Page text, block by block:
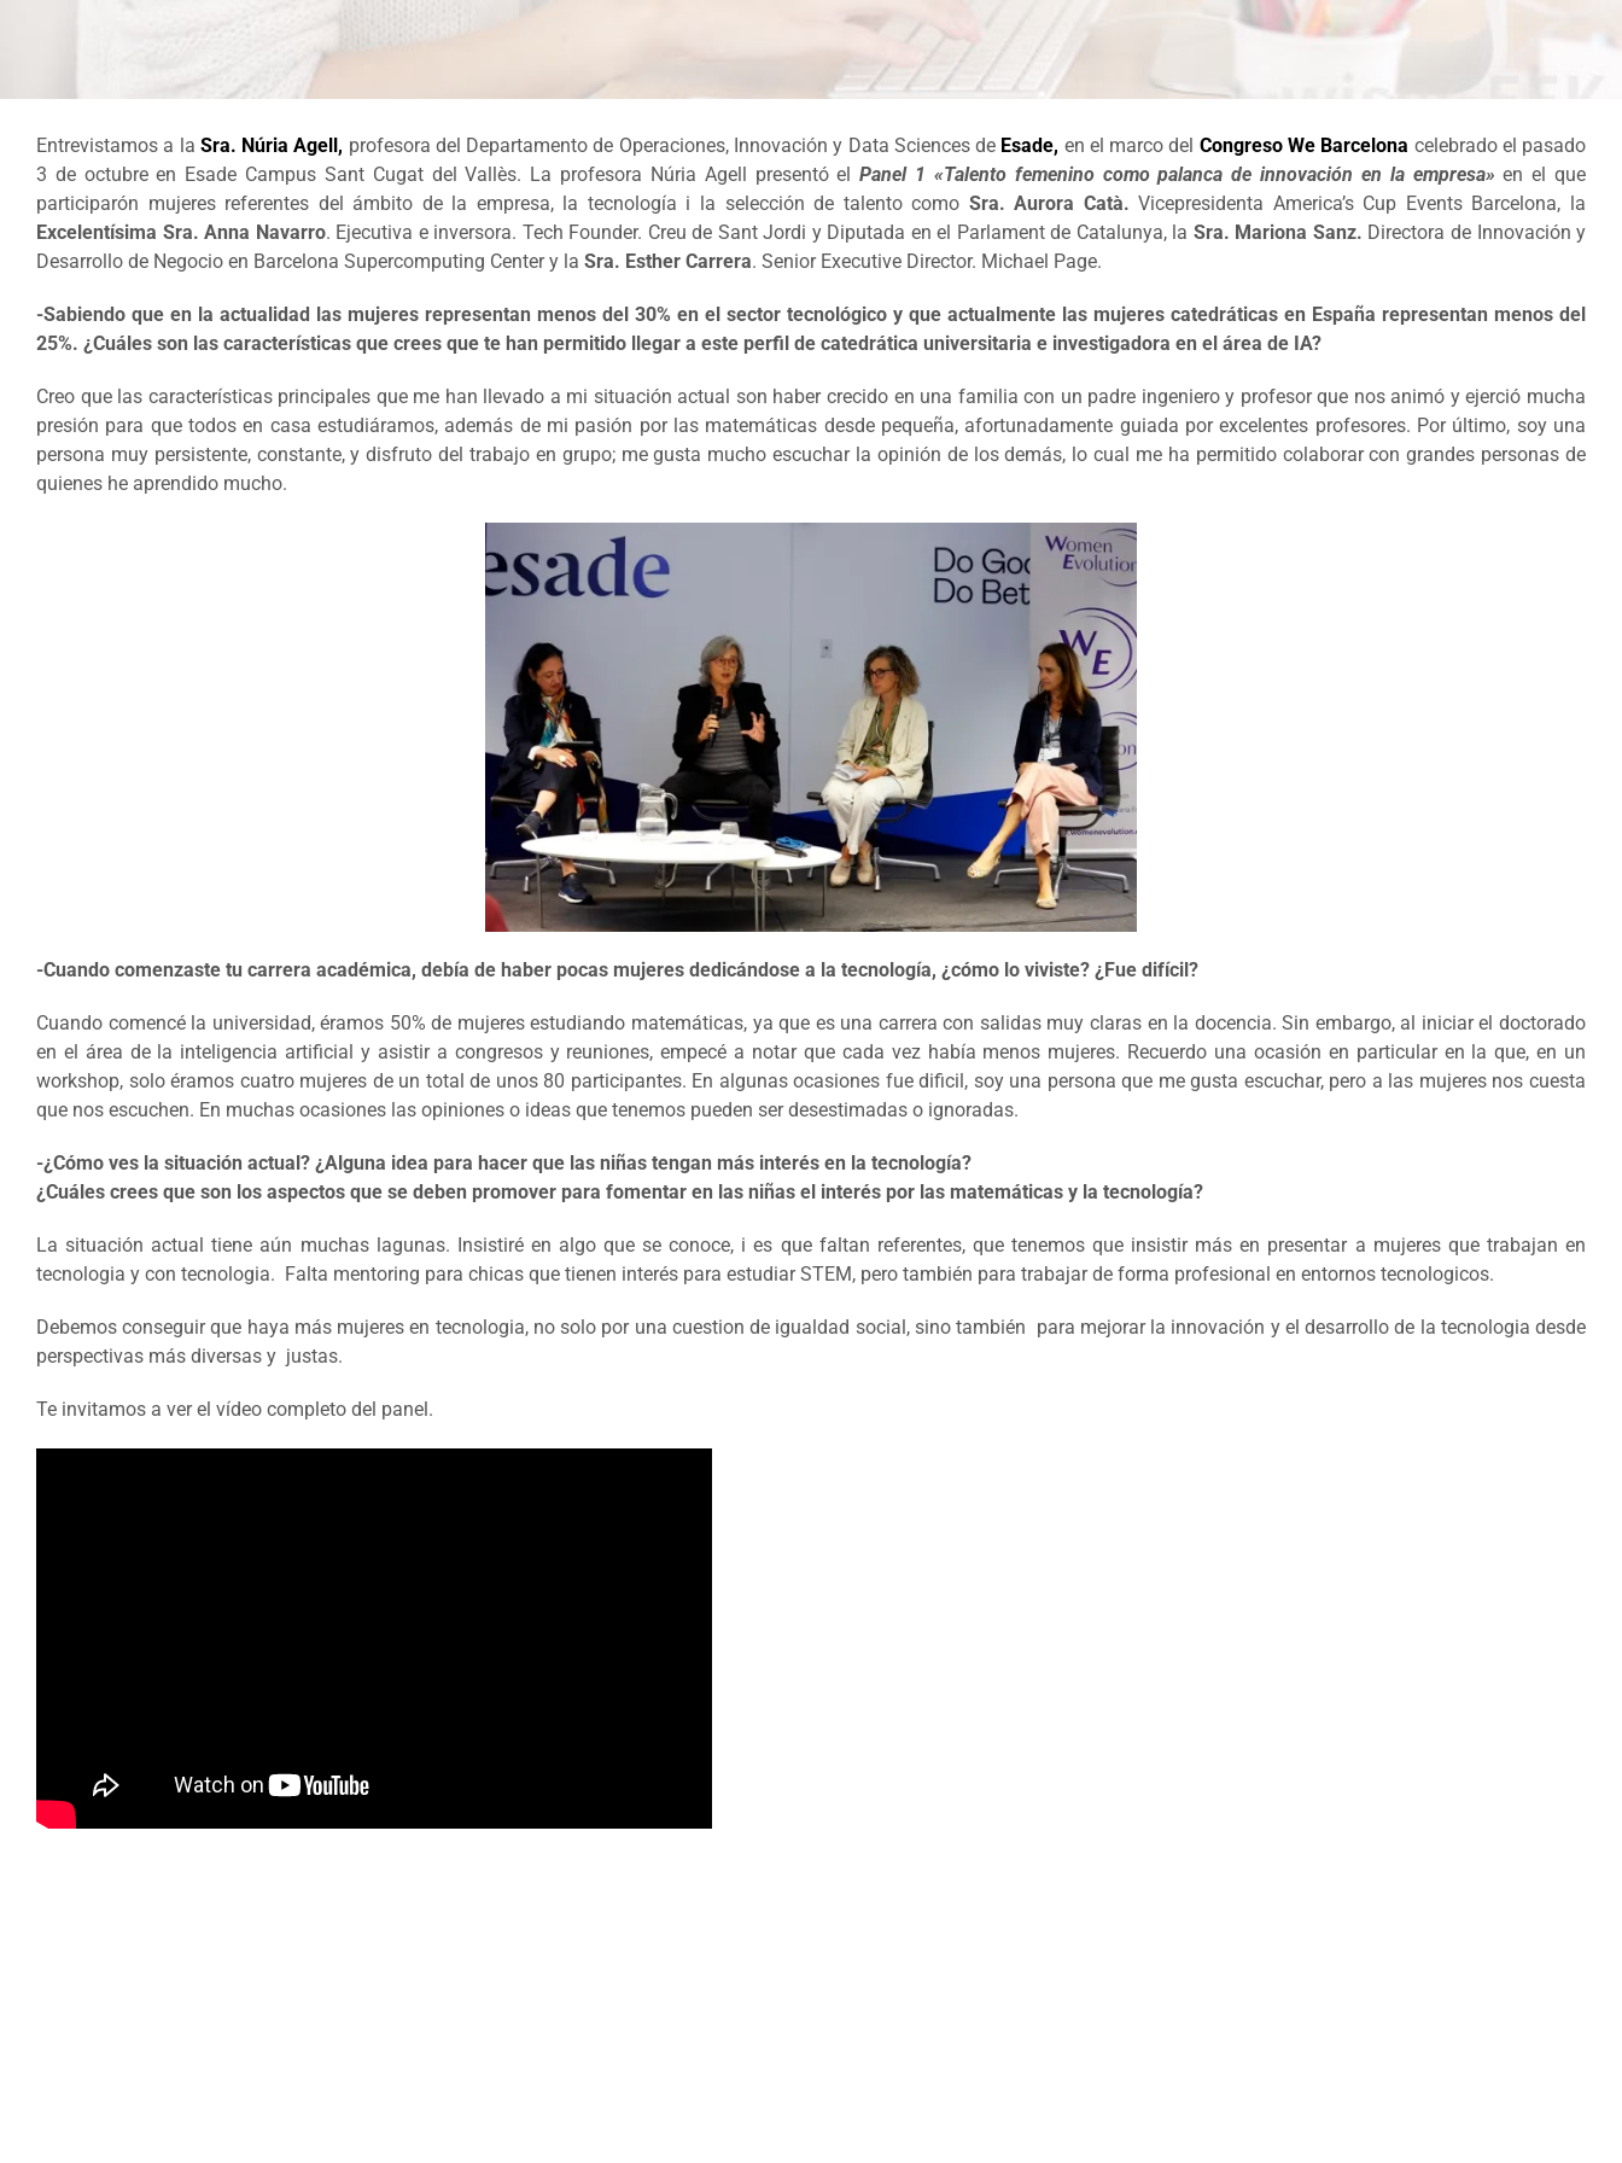
Entrevistamos a la Sra. Núria Agell, profesora del Departamento de Operaciones, Innovación y Data Sciences de Esade, en el marco del Congreso We Barcelona celebrado el pasado
3 de octubre en Esade Campus Sant Cugat del Vallès. La profesora Núria Agell presentó elPanel 1 «Talento femenino como palanca de innovación en la empresa» en el que
participarón mujeres referentes del ámbito de la empresa, la tecnología i la selección de talento como Sra. Aurora Catà. Vicepresidenta America’s Cup Events Barcelona, la
Excelentísima Sra. Anna Navarro. Ejecutiva e inversora. Tech Founder. Creu de Sant Jordi y Diputada en el Parlament de Catalunya, la Sra. Mariona Sanz. Directora de Innovación y
Desarrollo de Negocio en Barcelona Supercomputing Center y la Sra. Esther Carrera. Senior Executive Director. Michael Page.
-Sabiendo que en la actualidad las mujeres representan menos del 30% en el sector tecnológico y que actualmente las mujeres catedráticas en España representan menos del
25%. ¿Cuáles son las características que crees que te han permitido llegar a este perfil de catedrática universitaria e investigadora en el área de IA?
Creo que las características principales que me han llevado a mi situación actual son haber crecido en una familia con un padre ingeniero y profesor que nos animó y ejerció mucha
presión para que todos en casa estudiáramos, además de mi pasión por las matemáticas desde pequeña, afortunadamente guiada por excelentes profesores. Por último, soy una
persona muy persistente, constante, y disfruto del trabajo en grupo; me gusta mucho escuchar la opinión de los demás, lo cual me ha permitido colaborar con grandes personas de
quienes he aprendido mucho.
-Cuando comenzaste tu carrera académica, debía de haber pocas mujeres dedicándose a la tecnología, ¿cómo lo viviste? ¿Fue difícil?
Cuando comencé la universidad, éramos 50% de mujeres estudiando matemáticas, ya que es una carrera con salidas muy claras en la docencia. Sin embargo, al iniciar el doctorado
en el área de la inteligencia artificial y asistir a congresos y reuniones, empecé a notar que cada vez había menos mujeres. Recuerdo una ocasión en particular en la que, en un
workshop, solo éramos cuatro mujeres de un total de unos 80 participantes. En algunas ocasiones fue dificil, soy una persona que me gusta escuchar, pero a las mujeres nos cuesta
que nos escuchen. En muchas ocasiones las opiniones o ideas que tenemos pueden ser desestimadas o ignoradas.
-¿Cómo ves la situación actual? ¿Alguna idea para hacer que las niñas tengan más interés en la tecnología?
¿Cuáles crees que son los aspectos que se deben promover para fomentar en las niñas el interés por las matemáticas y la tecnología?
La situación actual tiene aún muchas lagunas. Insistiré en algo que se conoce, i es que faltan referentes, que tenemos que insistir más en presentar a mujeres que trabajan en
tecnologia y con tecnologia. Falta mentoring para chicas que tienen interés para estudiar STEM, pero también para trabajar de forma profesional en entornos tecnologicos.
Debemos conseguir que haya más mujeres en tecnologia, no solo por una cuestion de igualdad social, sino también para mejorar la innovación y el desarrollo de la tecnologia desde
perspectivas más diversas y justas.
Te invitamos a ver el vídeo completo del panel.